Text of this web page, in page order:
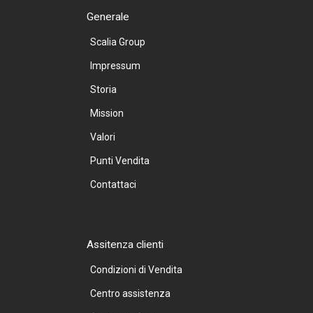
Generale
Scalia Group
Impressum
Storia
Mission
Valori
Punti Vendita
Contattaci
Assitenza clienti
Condizioni di Vendita
Centro assistenza